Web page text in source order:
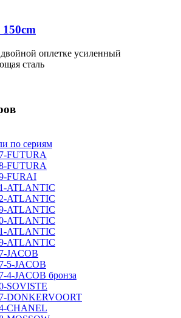
оплетке усиленный
сталь
по сериям
FUTURA
FUTURA
FURAI
ATLANTIC
ATLANTIC
ATLANTIC
ATLANTIC
ATLANTIC
ATLANTIC
JACOB
5-JACOB
4-JACOB бронза
SOVISTE
DONKERVOORT
CHANEL